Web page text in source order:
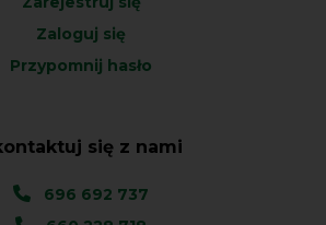
Zaloguj się
Przypomnij hasło
się z nami
696 692 737